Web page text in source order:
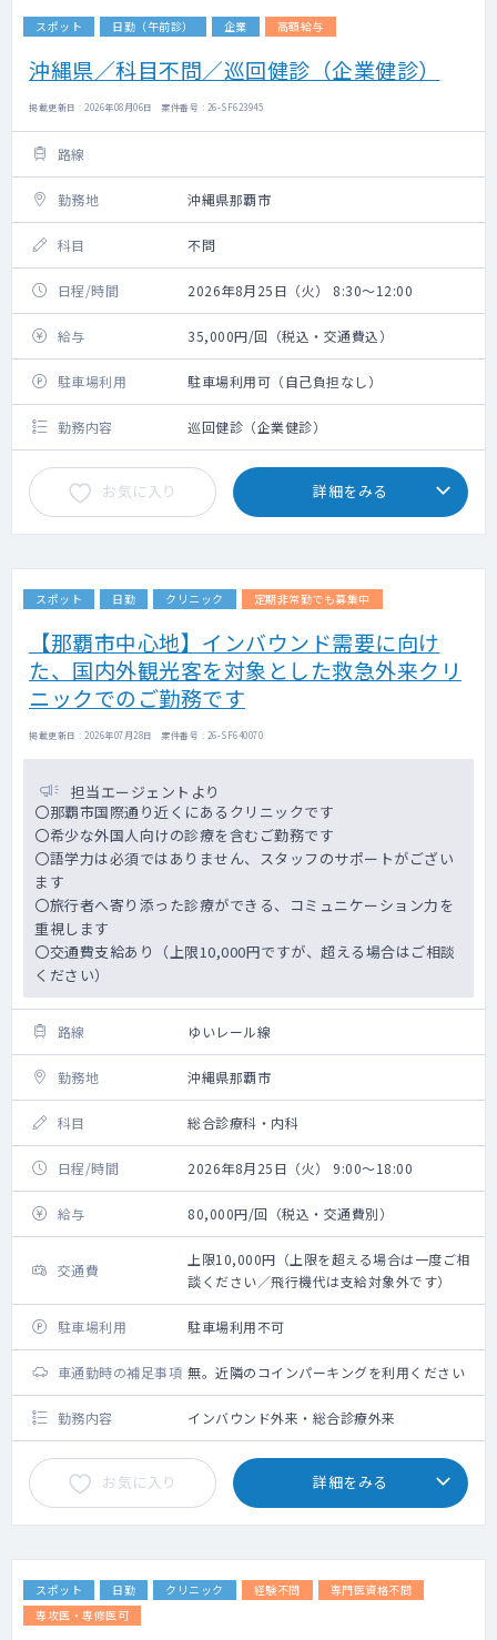
スポット 日勤（午前診） 企業 高額給与
沖縄県／科目不問／巡回健診（企業健診）
掲載更新日 : 2026年08月06日 案件番号 : 26-SF623945
路線
勤務地 沖縄県那覇市
科目 不問
日程/時間 2026年8月25日（火） 8:30～12:00
給与 35,000円/回（税込・交通費込）
駐車場利用 駐車場利用可（自己負担なし）
勤務内容 巡回健診（企業健診）
お気に入り 詳細をみる
スポット 日勤 クリニック 定期非常勤でも募集中
【那覇市中心地】インバウンド需要に向け
た、国内外観光客を対象とした救急外来クリ
ニックでのご勤務です
掲載更新日 : 2026年07月28日 案件番号 : 26-SF640070
担当エージェントより
〇那覇市国際通り近くにあるクリニックです
〇希少な外国人向けの診療を含むご勤務です
〇語学力は必須ではありません、スタッフのサポートがござい
ます
〇旅行者へ寄り添った診療ができる、コミュニケーション力を
重視します
〇交通費支給あり（上限10,000円ですが、超える場合はご相談
ください）
路線 ゆいレール線
勤務地 沖縄県那覇市
科目 総合診療科・内科
日程/時間 2026年8月25日（火） 9:00～18:00
給与 80,000円/回（税込・交通費別）
交通費
上限10,000円（上限を超える場合は一度ご相
談ください／飛行機代は支給対象外です）
駐車場利用 駐車場利用不可
車通勤時の補足事項 無。近隣のコインパーキングを利用ください
勤務内容 インバウンド外来・総合診療外来
お気に入り 詳細をみる
スポット 日勤 クリニック 経験不問
専門医資格不問
専攻医・専修医可